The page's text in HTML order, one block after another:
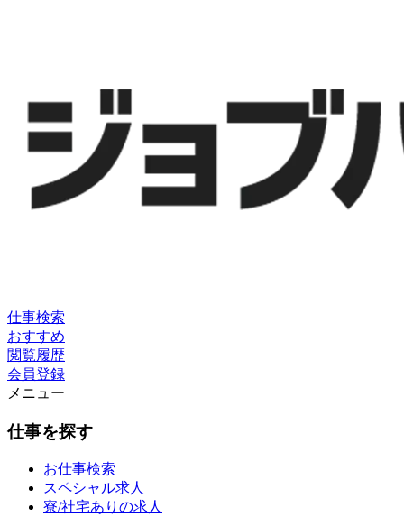
仕事検索
おすすめ
閲覧履歴
会員登録
メニュー
仕事を探す
お仕事検索
スペシャル求人
寮/社宅ありの求人